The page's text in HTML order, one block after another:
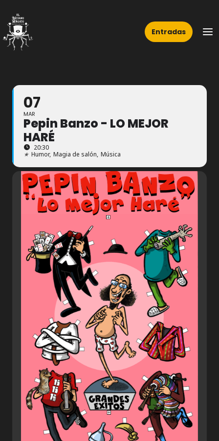
contenido
Entradas
07
MAR
Pepin Banzo - LO MEJOR
HARÉ
20:30
★ Humor, Magia de salón, Música